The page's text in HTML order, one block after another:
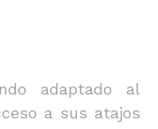
adaptado al
a sus atajos